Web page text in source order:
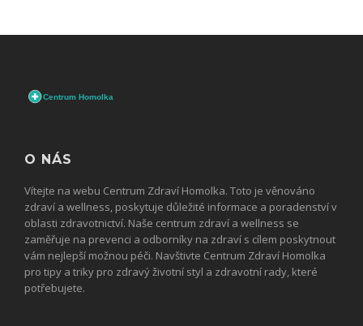
O NÁS
Vítejte na webu Centrum Zdraví Homolka. Toto je věnováno
zdraví a wellness, poskytuje důležité informace a poradenství v
oblasti zdravotnictví. Naše centrum zdraví a wellness se
zaměřuje na prevenci a odborníky na zdraví s cílem poskytnout
vám nejlepší možnou péči. Navštivte Centrum Zdraví Homolka
pro tipy a triky pro zdravý životní styl a zdravotní rady, které
potřebujete.